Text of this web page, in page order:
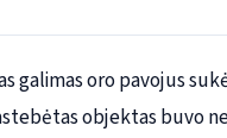
galimas oro pavojus
objektas buvo